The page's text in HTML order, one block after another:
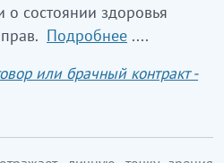
состоянии здоровья
Подробнее ....
или брачный контракт -